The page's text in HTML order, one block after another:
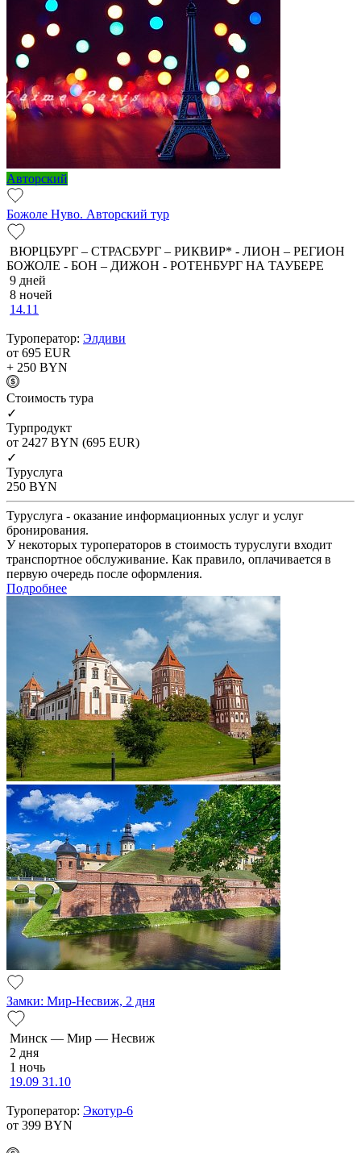
Авторский
Божоле Нуво. Авторский тур
ВЮРЦБУРГ – СТРАСБУРГ – РИКВИР* - ЛИОН – РЕГИОН
БОЖОЛЕ - БОН – ДИЖОН - РОТЕНБУРГ НА ТАУБЕРЕ
9 дней
8 ночей
14.11
Туроператор: Элдиви
от 695 EUR
+ 250 BYN
Cтоимость тура
✓
Турпродукт
от 2427 BYN (695 EUR)
✓
Туруслуга
250 BYN
Туруслуга - оказание информационных услуг и услуг
бронирования.
У некоторых туроператоров в стоимость туруслуги входит
транспортное обслуживание. Как правило, оплачивается в
первую очередь после оформления.
Подробнее
Замки: Мир-Несвиж, 2 дня
Минск — Мир — Несвиж
2 дня
1 ночь
19.09 31.10
Туроператор: Экотур-6
от 399 BYN